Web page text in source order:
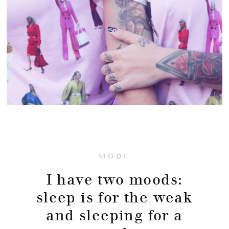
MODE
I have two moods:
sleep is for the weak
and sleeping for a